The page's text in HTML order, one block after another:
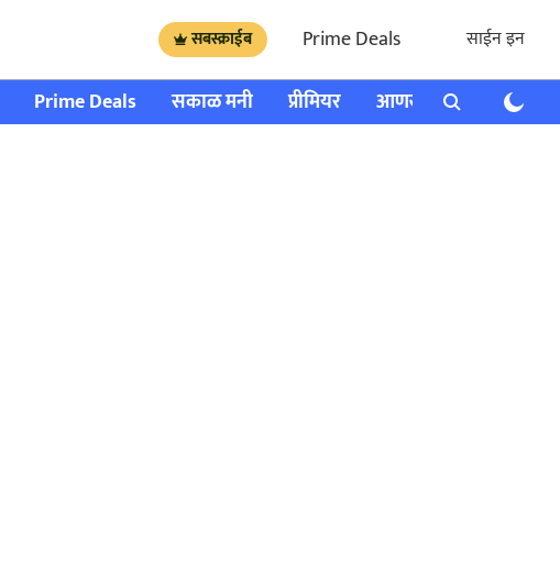
सबस्क्राईब Prime Deals साईन इन
Prime Deals सकाळ मनी प्रीमियर आणखी राशी भविष्य